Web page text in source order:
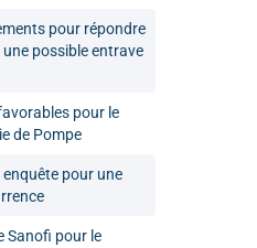
pour répondre
possible entrave
pour le
de Pompe
pour une
Sanofi pour le